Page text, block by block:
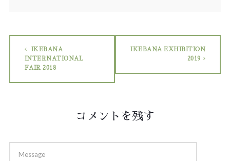
IKEBANA
INTERNATIONAL
FAIR 2018
IKEBANA EXHIBITION
2019
コメントを残す